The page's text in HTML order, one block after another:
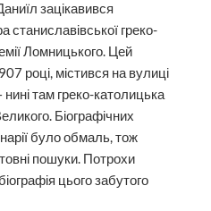
зацікавився
станиславівської греко-
Ломницького. Цей
році, містився на вулиці
там греко-католицька
Біографічних
було обмаль, тож
пошуки. Потрохи
цього забутого